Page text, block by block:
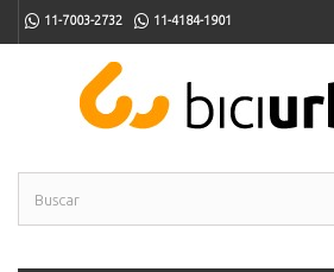
11-7003-2732 11-4184-1901